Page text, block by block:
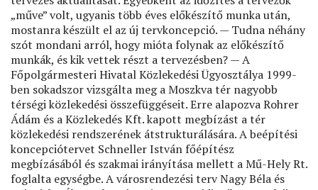
„műve” volt, ugyanis több éves előkészítő munka után,
mostanra készült el az új tervkoncepció. — Tudna néhány
szót mondani arról, hogy mióta folynak az előkészítő
munkák, és kik vettek részt a tervezésben? — A
Főpolgármesteri Hivatal Közlekedési Ügyosztálya 1999-
ben sokadszor vizsgálta meg a Moszkva tér nagyobb
térségi közlekedési összefüggéseit. Erre alapozva Rohrer
Ádám és a Közlekedés Kft. kapott megbízást a tér
közlekedési rendszerének átstrukturálására. A beépítési
koncepciótervet Schneller István főépítész
megbízásából és szakmai irányítása mellett a Mű-Hely Rt.
foglalta egységbe. A városrendezési terv Nagy Béla és